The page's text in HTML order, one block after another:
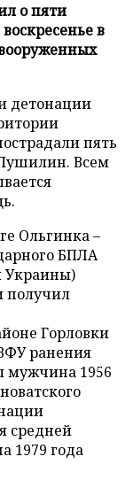
о пяти
в
детонации
пять
Всем
Ольгинка –
БПЛА
Украины)
получил
Горловки
ранения
мужчина 1956
средней
1979 года